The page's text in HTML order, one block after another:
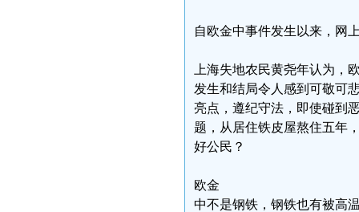
自欧金中事件发生以来，网
上海失地农民黄尧年认为，
发生和结局令人感到可敬可
亮点，遵纪守法，即使碰到
题，从居住铁皮屋熬住五年
好公民？
欧金
中不是钢铁，钢铁也有被高